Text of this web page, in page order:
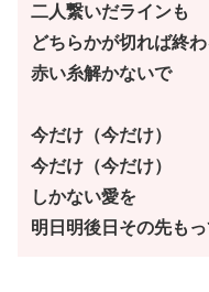
二人繋いだラインも
どちらかが切れば終
赤い糸解かないで
今だけ（今だけ）
今だけ（今だけ）
しかない愛を
明日明後日その先も